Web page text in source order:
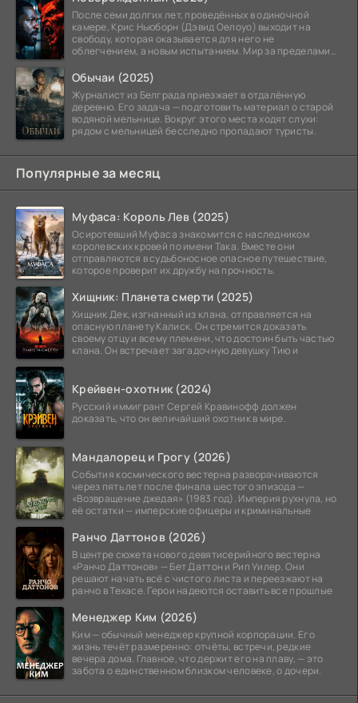
После семи долгих лет, проведённых в одиночной
камере, Крис Ньюборн (Дэвид Оелоуо) выходит на
свободу, которая оказывается для него не
облегчением, а новым испытанием. Мир за пределами
Обычаи (2025)
Журналист из Белграда приезжает в отдалённую
деревню. Его задача — подготовить материал о старой
водяной мельнице. Вокруг этого места ходят слухи:
рядом с мельницей бесследно пропадают туристы.
Популярные за месяц
Муфаса: Король Лев (2025)
Осиротевший Муфаса знакомится с наследником
королевских кровей по имени Така. Вместе они
отправляются в судьбоносное опасное путешествие,
которое проверит их дружбу на прочность.
Хищник: Планета смерти (2025)
Хищник Дек, изгнанный из клана, отправляется на
опасную планету Калиск. Он стремится доказать
своему отцу и всему племени, что достоин быть частью
клана. Он встречает загадочную девушку Тию и
Крейвен-охотник (2024)
Русский иммигрант Сергей Кравинофф должен
доказать, что он величайший охотник в мире.
Мандалорец и Грогу (2026)
События космического вестерна разворачиваются
через пять лет после финала шестого эпизода —
«Возвращение джедая» (1983 год). Империя рухнула, но
её остатки — имперские офицеры и криминальные
Ранчо Даттонов (2026)
В центре сюжета нового девятисерийного вестерна
«Ранчо Даттонов» — Бет Даттон и Рип Уилер. Они
решают начать всё с чистого листа и переезжают на
ранчо в Техасе. Герои надеются оставить все прошлые
Менеджер Ким (2026)
Ким — обычный менеджер крупной корпорации. Его
жизнь течёт размеренно: отчёты, встречи, редкие
вечера дома. Главное, что держит его на плаву, — это
забота о единственном близком человеке, о дочери.